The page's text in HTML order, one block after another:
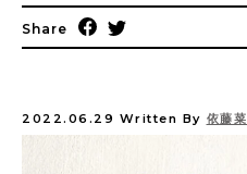
Share
2022.06.29 Written By 依藤